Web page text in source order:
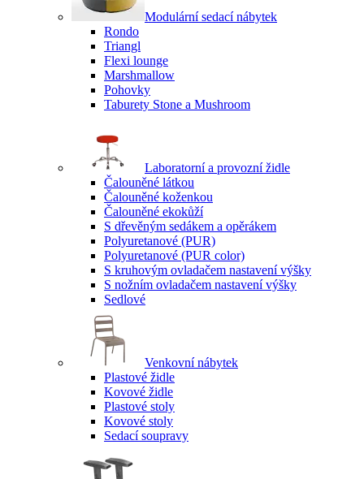
Modulární sedací nábytek
Rondo
Triangl
Flexi lounge
Marshmallow
Pohovky
Taburety Stone a Mushroom
Laboratorní a provozní židle
Čalouněné látkou
Čalouněné koženkou
Čalouněné ekokůží
S dřevěným sedákem a opěrákem
Polyuretanové (PUR)
Polyuretanové (PUR color)
S kruhovým ovladačem nastavení výšky
S nožním ovladačem nastavení výšky
Sedlové
Venkovní nábytek
Plastové židle
Kovové židle
Plastové stoly
Kovové stoly
Sedací soupravy